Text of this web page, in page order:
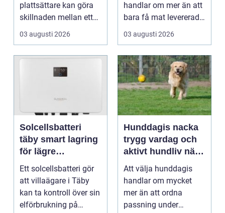
plattsättare kan göra
skillnaden mellan ett
rum som bara fungerar
och et...
03 augusti 2026
handlar om mer än att
bara få mat levererad.
R&aum...
03 augusti 2026
Solcellsbatteri
täby smart lagring
för lägre
elkostnader året
runt
Ett solcellsbatteri gör
att villaägare i Täby
kan ta kontroll över sin
elförbrukning på
Hunddagis nacka
trygg vardag och
aktivt hundliv nära
stan
Att välja hunddagis
handlar om mycket
mer än att ordna
passning under